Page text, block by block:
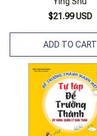
$21.99 USD
ADD TO CART